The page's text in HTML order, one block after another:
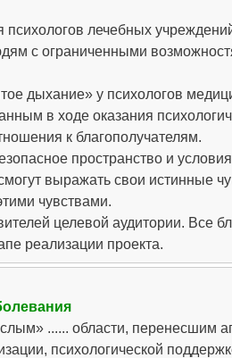
психологов лечебных
с ограниченными
дыхание» у психологов
в ходе оказания
к благополучателям.
пространство и
выражать свои истинные
чувствами.
целевой аудитории. Все
реализации проекта.
...... области, перенесшим
психологической